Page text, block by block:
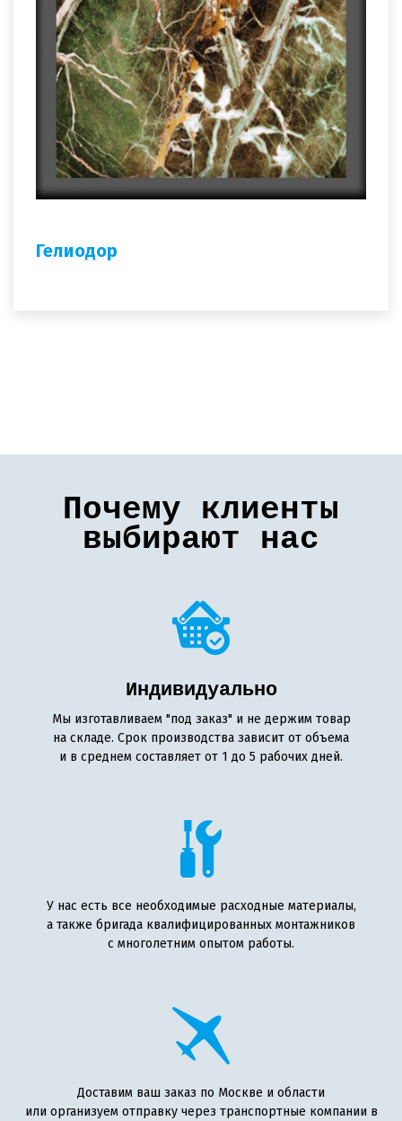
Гелиодор
Почему клиенты
выбирают нас
Индивидуально
Мы изготавливаем "под заказ" и не держим товар
на складе. Срок производства зависит от объема
и в среднем составляет от 1 до 5 рабочих дней.
У нас есть все необходимые расходные материалы,
а также бригада квалифицированных монтажников
с многолетним опытом работы.
Доставим ваш заказ по Москве и области
или организуем отправку через транспортные компании в